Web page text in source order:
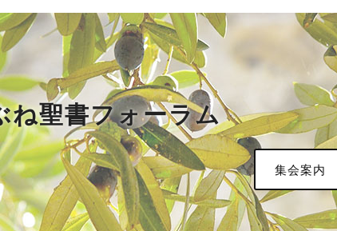
ね聖書フォーラム
集会案内